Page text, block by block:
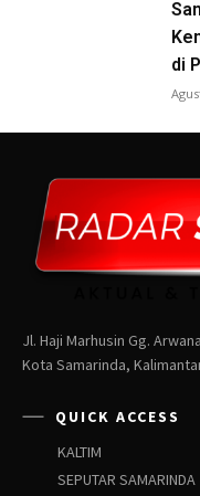
di
Jl. Haji Marhusin Gg.
Kota Samarinda,
QUICK ACCESS
KALTIM
SEPUTAR SAMARINDA